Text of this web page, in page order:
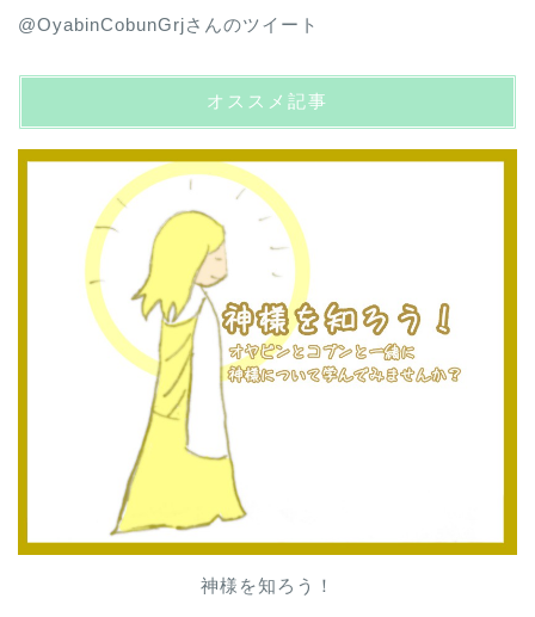
@OyabinCobunGrjさんのツイート
オススメ記事
神様を知ろう！